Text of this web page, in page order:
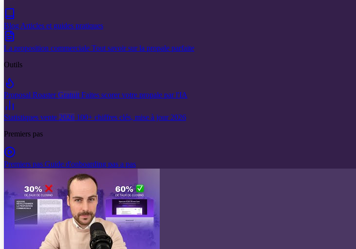
Blog Articles et guides pratiques
La proposition commerciale Tout savoir sur la propale parfaite
Outils
Proposal RoasterGratuit Faites scorer votre propale par l'IA
Statistiques vente 2026 100+ chiffres clés, mise à jour 2026
Premiers pas
Premiers pas Guide d'onboarding pas a pas